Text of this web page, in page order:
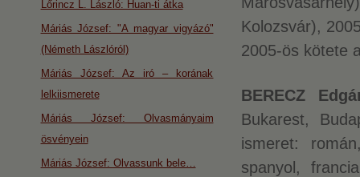
Kolozsvár),
2005-ös kötete
BERECZ
Bukarest,
ismeret:
spanyol,
Lőrincz L. László: Huan-ti átka
Máriás József: "A magyar vigyázó"
(Németh Lászlóról)
Máriás József: Az iró – korának
lelkiismerete
Máriás József: Olvasmányaim
ösvényein
Máriás József: Olvassunk bele…